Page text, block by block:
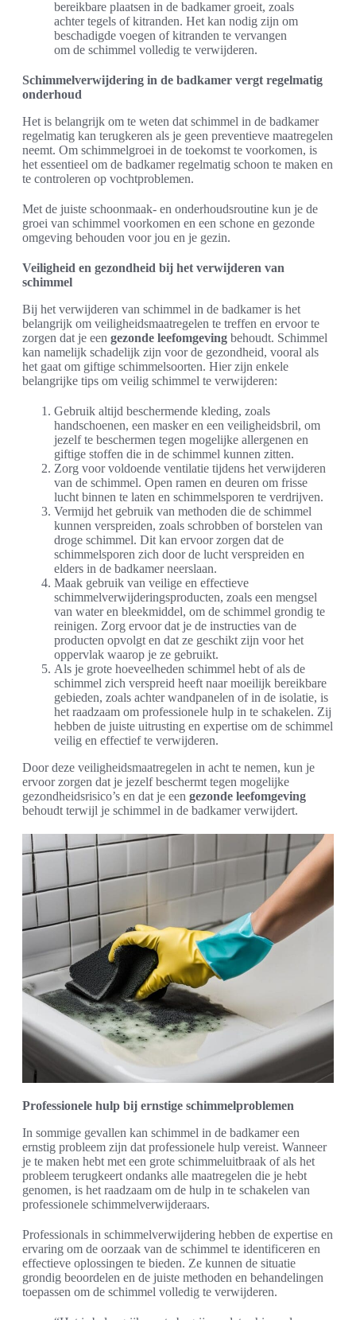
bereikbare plaatsen in de badkamer groeit, zoals
achter tegels of kitranden. Het kan nodig zijn om
beschadigde voegen of kitranden te vervangen
om de schimmel volledig te verwijderen.
Schimmelverwijdering in de badkamer vergt regelmatig
onderhoud
Het is belangrijk om te weten dat schimmel in de badkamer
regelmatig kan terugkeren als je geen preventieve maatregelen
neemt. Om schimmelgroei in de toekomst te voorkomen, is
het essentieel om de badkamer regelmatig schoon te maken en
te controleren op vochtproblemen.
Met de juiste schoonmaak- en onderhoudsroutine kun je de
groei van schimmel voorkomen en een schone en gezonde
omgeving behouden voor jou en je gezin.
Veiligheid en gezondheid bij het verwijderen van
schimmel
Bij het verwijderen van schimmel in de badkamer is het
belangrijk om veiligheidsmaatregelen te treffen en ervoor te
zorgen dat je een gezonde leefomgeving behoudt. Schimmel
kan namelijk schadelijk zijn voor de gezondheid, vooral als
het gaat om giftige schimmelsoorten. Hier zijn enkele
belangrijke tips om veilig schimmel te verwijderen:
Gebruik altijd beschermende kleding, zoals
handschoenen, een masker en een veiligheidsbril, om
jezelf te beschermen tegen mogelijke allergenen en
giftige stoffen die in de schimmel kunnen zitten.
Zorg voor voldoende ventilatie tijdens het verwijderen
van de schimmel. Open ramen en deuren om frisse
lucht binnen te laten en schimmelsporen te verdrijven.
Vermijd het gebruik van methoden die de schimmel
kunnen verspreiden, zoals schrobben of borstelen van
droge schimmel. Dit kan ervoor zorgen dat de
schimmelsporen zich door de lucht verspreiden en
elders in de badkamer neerslaan.
Maak gebruik van veilige en effectieve
schimmelverwijderingsproducten, zoals een mengsel
van water en bleekmiddel, om de schimmel grondig te
reinigen. Zorg ervoor dat je de instructies van de
producten opvolgt en dat ze geschikt zijn voor het
oppervlak waarop je ze gebruikt.
Als je grote hoeveelheden schimmel hebt of als de
schimmel zich verspreid heeft naar moeilijk bereikbare
gebieden, zoals achter wandpanelen of in de isolatie, is
het raadzaam om professionele hulp in te schakelen. Zij
hebben de juiste uitrusting en expertise om de schimmel
veilig en effectief te verwijderen.
Door deze veiligheidsmaatregelen in acht te nemen, kun je
ervoor zorgen dat je jezelf beschermt tegen mogelijke
gezondheidsrisico’s en dat je een gezonde leefomgeving
behoudt terwijl je schimmel in de badkamer verwijdert.
Professionele hulp bij ernstige schimmelproblemen
In sommige gevallen kan schimmel in de badkamer een
ernstig probleem zijn dat professionele hulp vereist. Wanneer
je te maken hebt met een grote schimmeluitbraak of als het
probleem terugkeert ondanks alle maatregelen die je hebt
genomen, is het raadzaam om de hulp in te schakelen van
professionele schimmelverwijderaars.
Professionals in schimmelverwijdering hebben de expertise en
ervaring om de oorzaak van de schimmel te identificeren en
effectieve oplossingen te bieden. Ze kunnen de situatie
grondig beoordelen en de juiste methoden en behandelingen
toepassen om de schimmel volledig te verwijderen.